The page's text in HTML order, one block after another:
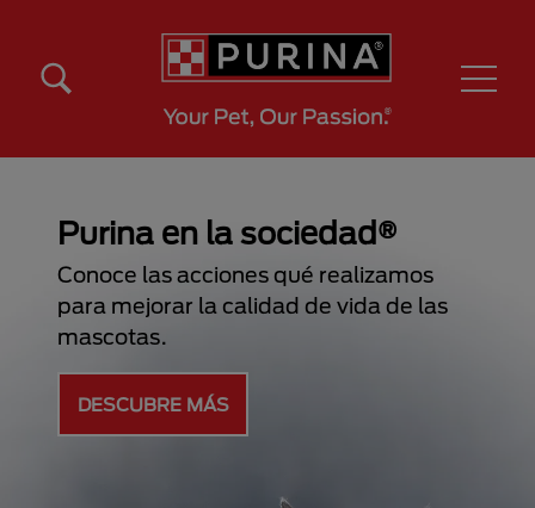
Purina en la sociedad®
Conoce las acciones qué realizamos
para mejorar la calidad de vida de las
mascotas.
DESCUBRE MÁS